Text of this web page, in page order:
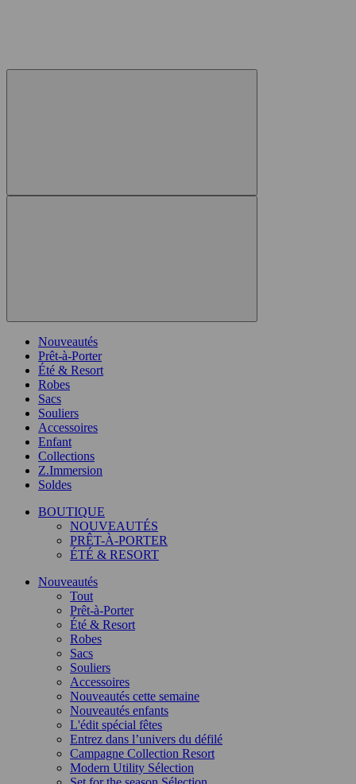
Nouveautés
Prêt-à-Porter
Été & Resort
Robes
Sacs
Souliers
Accessoires
Enfant
Collections
Z.Immersion
Soldes
BOUTIQUE
NOUVEAUTÉS
PRÊT-À-PORTER
ÉTÉ & RESORT
Nouveautés
Tout
Prêt-à-Porter
Été & Resort
Robes
Sacs
Souliers
Accessoires
Nouveautés cette semaine
Nouveautés enfants
L'édit spécial fêtes
Entrez dans l’univers du défilé
Campagne Collection Resort
Modern Utility Sélection